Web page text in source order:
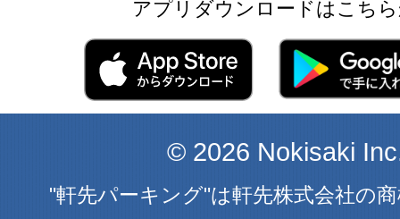
アプリダウンロードはこち
© 2026 Nokisaki
"軒先パーキング"は軒先株式会社の